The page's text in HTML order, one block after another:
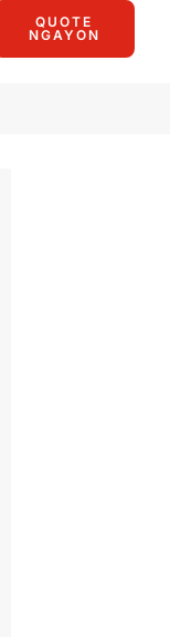
QUOTE
NGAYON